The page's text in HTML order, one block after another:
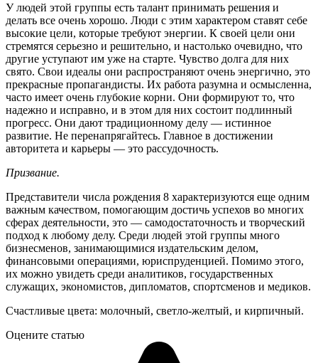
У людей этой группы есть талант принимать решения и
делать все очень хорошо. Люди с этим характером ставят себе
высокие цели, которые требуют энергии. К своей цели они
стремятся серьезно и решительно, и настолько очевидно, что
другие уступают им уже на старте. Чувство долга для них
свято. Свои идеалы они распространяют очень энергично, это
прекрасные пропагандисты. Их работа разумна и осмысленна,
часто имеет очень глубокие корни. Они формируют то, что
надежно и исправно, и в этом для них состоит подлинный
прогресс. Они дают традиционному делу — истинное
развитие. Не перенапрягайтесь. Главное в достижении
авторитета и карьеры — это рассудочность.
Призвание.
Представители числа рождения 8 характеризуются еще одним
важным качеством, помогающим достичь успехов во многих
сферах деятельности, это — самодостаточность и творческий
подход к любому делу. Среди людей этой группы много
бизнесменов, занимающимися издательским делом,
финансовыми операциями, юриспруденцией. Помимо этого,
их можно увидеть среди аналитиков, государственных
служащих, экономистов, дипломатов, спортсменов и медиков.
Счастливые цвета: молочный, светло-желтый, и кирпичный.
Оцените статью